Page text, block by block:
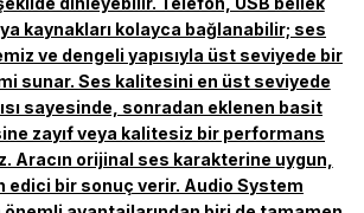
kaynakları kolayca bağlanabilir; ses
ve dengeli yapısıyla üst seviyede bir
sunar. Ses kalitesini en üst seviyede
sayesinde, sonradan eklenen basit
zayıf veya kalitesiz bir performans
Aracın orijinal ses karakterine uygun,
edici bir sonuç verir. Audio System